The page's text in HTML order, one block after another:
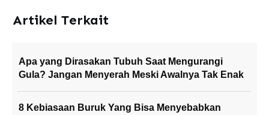
Artikel Terkait
Apa yang Dirasakan Tubuh Saat Mengurangi
Gula? Jangan Menyerah Meski Awalnya Tak Enak
8 Kebiasaan Buruk Yang Bisa Menyebabkan